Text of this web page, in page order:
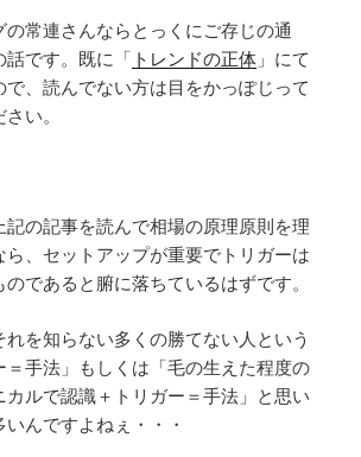
の常連さんならとっくにご存じの通
話です。既に「 トレンドの正体 」にて
で、読んでない方は目をかっぽじって
い。
記の記事を読んで相場の原理原則を理
ら、セットアップが重要でトリガーは
であると腑に落ちているはずです。
れを知らない多くの勝てない人という
＝手法」もしくは「毛の生えた程度の
カルで認識＋トリガー＝手法」と思い
んですよねぇ・・・